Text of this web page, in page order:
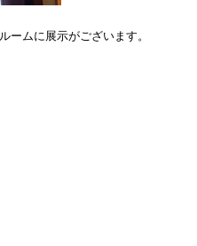
ームに展示がございます。